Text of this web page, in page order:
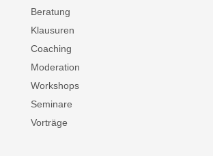
Beratung
Klausuren
Coaching
Moderation
Workshops
Seminare
Vorträge